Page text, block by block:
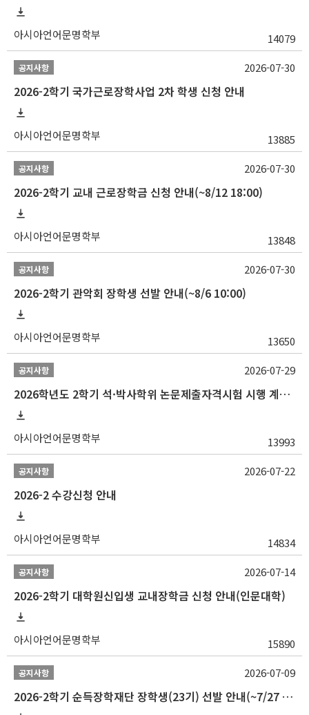
아시아언어문명학부 14079
공지사항
2026-2학기 국가근로장학사업 2차 학생 신청 안내
아시아언어문명학부 13885
2026-07-30
공지사항
2026-2학기 교내 근로장학금 신청 안내(~8/12 18:00)
아시아언어문명학부 13848
2026-07-30
공지사항
2026-2학기 관악회 장학생 선발 안내(~8/6 10:00)
아시아언어문명학부 13650
2026-07-30
공지사항
2026학년도 2학기 석·박사학위 논문제출자격시험 시행 계획 공고
아시아언어문명학부 13993
2026-07-29
공지사항
2026-2 수강신청 안내
아시아언어문명학부 14834
2026-07-22
공지사항
2026-2학기 대학원신입생 교내장학금 신청 안내(인문대학)
아시아언어문명학부 15890
2026-07-14
공지사항
2026-2학기 순득장학재단 장학생(23기) 선발 안내(~7/27 10:00)
2026-07-09